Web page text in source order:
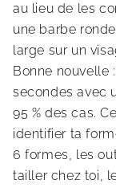
au lieu de les
une barbe
large sur un
Bonne nouvelle
secondes avec
95 % des cas.
identifier ta
6 formes, les
tailler chez toi,